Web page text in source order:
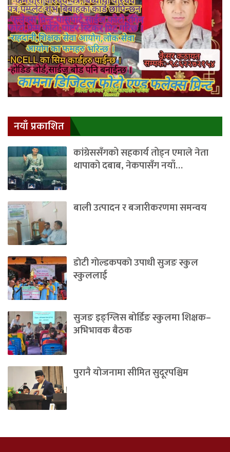
नयाँ प्रकाशित
कांग्रेससँगको सहकार्य तोड्न एमाले नेता
थापाको दबाब, नेकपासँग नयाँ…
बाली उत्पादन र बजारीकरणमा समन्वय
डाेटी गाेल्डकपकाे उपाधी सुजङ स्कुल
स्कुललाई
सुजङ इङ्ग्लिस बोर्डिङ स्कुलमा शिक्षक–
अभिभावक बैठक
पुरानै योजनामा सीमित सुदूरपश्चिम